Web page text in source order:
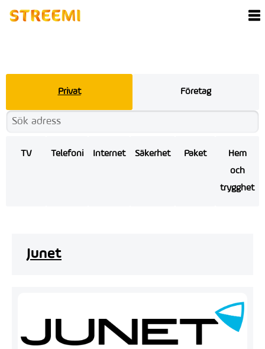
Privat Företag
TV Telefoni Internet Säkerhet Paket
Hem
och
trygghet
Junet